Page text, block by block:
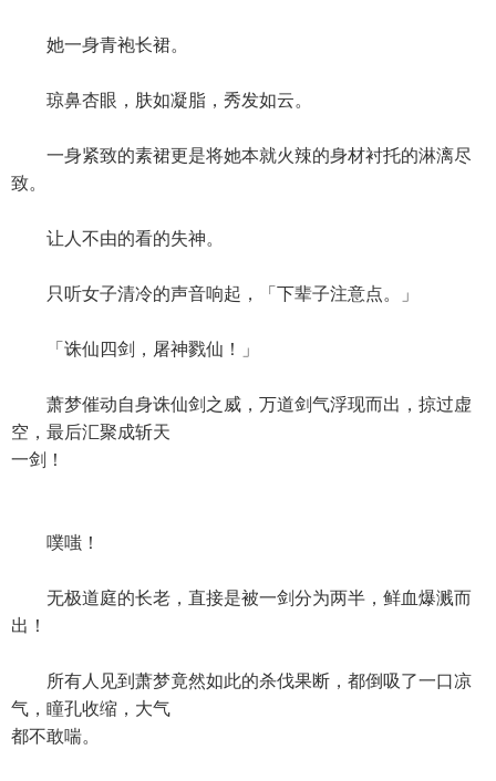
她一身青袍长裙。
琼鼻杏眼，肤如凝脂，秀发如云。
一身紧致的素裙更是将她本就火辣的身材衬托的淋漓尽
致。
让人不由的看的失神。
只听女子清冷的声音响起，「下辈子注意点。」
「诛仙四剑，屠神戮仙！」
萧梦催动自身诛仙剑之威，万道剑气浮现而出，掠过虚
空，最后汇聚成斩天
一剑！
噗嗤！
无极道庭的长老，直接是被一剑分为两半，鲜血爆溅而
出！
所有人见到萧梦竟然如此的杀伐果断，都倒吸了一口凉
气，瞳孔收缩，大气
都不敢喘。